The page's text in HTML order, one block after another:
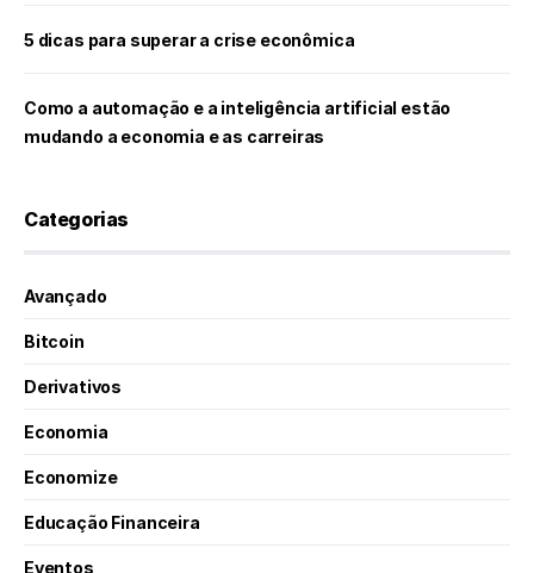
5 dicas para superar a crise econômica
Como a automação e a inteligência artificial estão
mudando a economia e as carreiras
Categorias
Avançado
Bitcoin
Derivativos
Economia
Economize
Educação Financeira
Eventos